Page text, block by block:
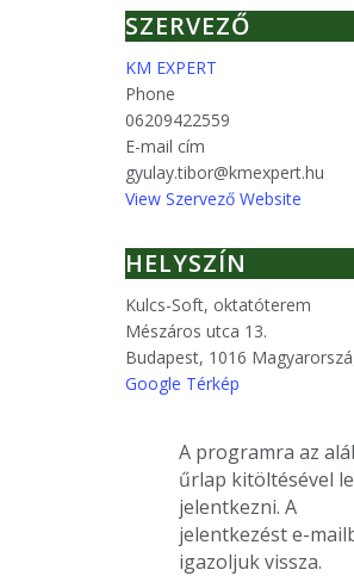
SZERVEZŐ
KM EXPERT
Phone
06209422559
E-mail cím
gyulay.tibor@kmexpert.hu
View Szervező Website
HELYSZÍN
Kulcs-Soft, oktatóterem
Mészáros utca 13.
Budapest, 1016
Google Térkép
A programra az
űrlap kitöltésével
jelentkezni. A
jelentkezést e-
igazoljuk vissza.